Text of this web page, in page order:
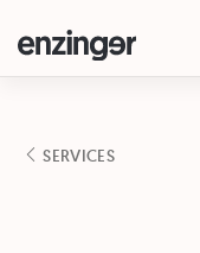
SERVICES